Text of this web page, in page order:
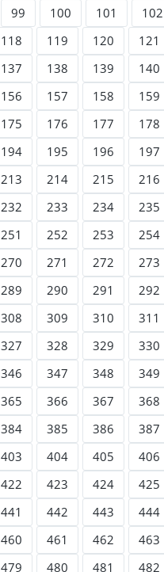
99 100 101 102
118 119 120 121
137 138 139 140
156 157 158 159
175 176 177 178
194 195 196 197
213 214 215 216
232 233 234 235
251 252 253 254
270 271 272 273
289 290 291 292
308 309 310 311
327 328 329 330
346 347 348 349
365 366 367 368
384 385 386 387
403 404 405 406
422 423 424 425
441 442 443 444
460 461 462 463
479 480 481 482